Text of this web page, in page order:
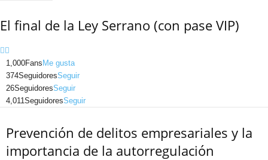
El final de la Ley Serrano (con pase VIP)
1,000Fans Me gusta
374SeguidoresSeguir
26SeguidoresSeguir
4,011SeguidoresSeguir
Prevención de delitos empresariales y la
importancia de la autorregulación